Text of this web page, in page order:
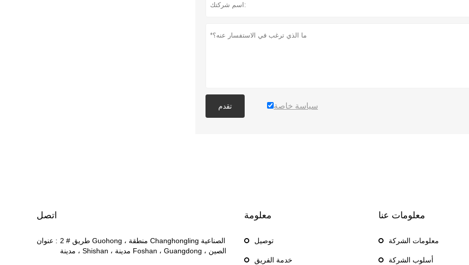
تقدم سياسة خاصة
اتصل
عنوان : 2 # طريق Guohong ، منطقة Changhongling الصناعية
، مدينة Shishan ، مدينة Foshan ، Guangdong ، الصين
معلومة
توصيل
خدمة الفريق
معلومات عنا
معلومات الشركة
أسلوب الشركة